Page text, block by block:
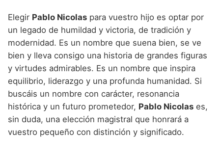
Elegir Pablo Nicolas para vuestro hijo es optar por
un legado de humildad y victoria, de tradición y
modernidad. Es un nombre que suena bien, se ve
bien y lleva consigo una historia de grandes figuras
y virtudes admirables. Es un nombre que inspira
equilibrio, liderazgo y una profunda humanidad. Si
buscáis un nombre con carácter, resonancia
histórica y un futuro prometedor, Pablo Nicolas es,
sin duda, una elección magistral que honrará a
vuestro pequeño con distinción y significado.